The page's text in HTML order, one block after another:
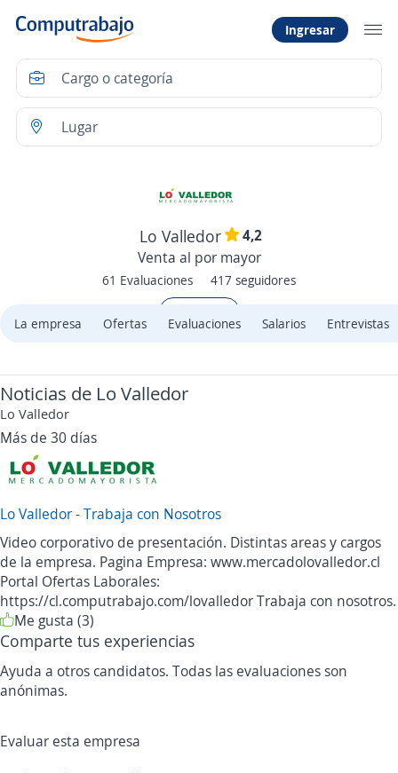
Ingresar
Lo Valledor
4,2
Venta al por mayor
61 Evaluaciones 417 seguidores
La empresa Ofertas Evaluaciones Salarios Entrevistas
Noticias de Lo Valledor
Lo Valledor
Más de 30 días
Lo Valledor - Trabaja con Nosotros
Video corporativo de presentación. Distintas areas y cargos
de la empresa. Pagina Empresa: www.mercadolovalledor.cl
Portal Ofertas Laborales:
https://cl.computrabajo.com/lovalledor Trabaja con nosotros.
Me gusta (3)
Comparte tus experiencias
Ayuda a otros candidatos. Todas las evaluaciones son
anónimas.
Evaluar esta empresa